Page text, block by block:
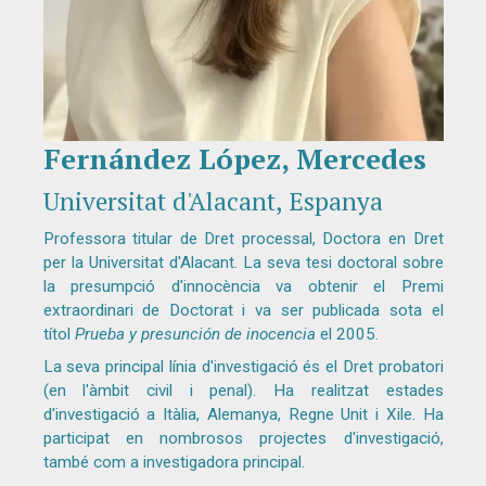
Diapositiva 1 de 1
Fernández López, Mercedes
Universitat d'Alacant, Espanya
Professora titular de Dret processal, Doctora en Dret
per la Universitat d'Alacant. La seva tesi doctoral sobre
la presumpció d'innocència va obtenir el Premi
extraordinari de Doctorat i va ser publicada sota el
títol Prueba y presunción de inocencia el 2005.
La seva principal línia d'investigació és el Dret probatori
(en l'àmbit civil i penal). Ha realitzat estades
d'investigació a Itàlia, Alemanya, Regne Unit i Xile. Ha
participat en nombrosos projectes d'investigació,
també com a investigadora principal.